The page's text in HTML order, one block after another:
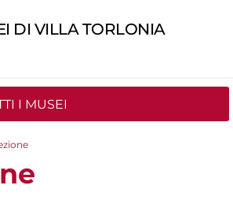
DI VILLA TORLONIA
I MUSEI